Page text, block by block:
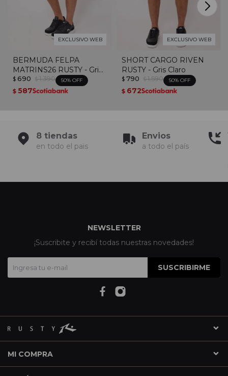
EXCLUSIVO WEB
BERMUDA FELPA
MATRINS26 RUSTY - Gris
Melange
$ 690 $ 1.390 50
$ 587
EXCLUSIVO WEB
SHORT CARGO RIVEN
RUSTY - Gris Claro
$ 790 $ 1.590 50
$ 672
8 tiendas
en todo el pais
Envios
a todo el país
MI COMPRA
NEWSLETTER
¡Suscribite y recibí todas nuestras novedades!
SUSCRIBIRME